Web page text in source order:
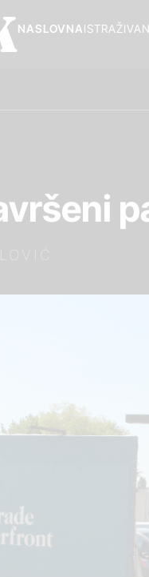
NASLOVNA